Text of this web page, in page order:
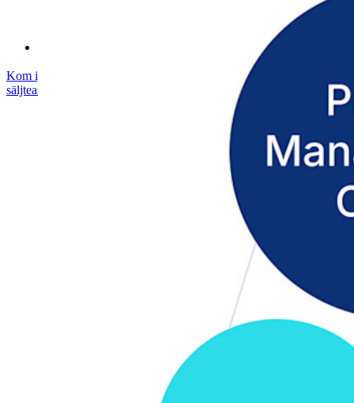
Kom igång gratis Prata med säljteamet
säljteamet